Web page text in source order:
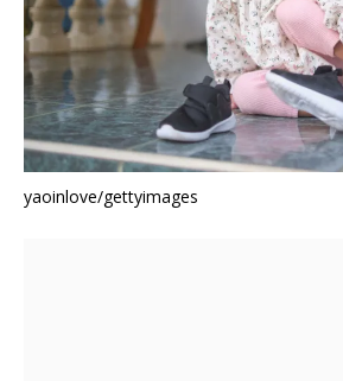
yaoinlove/gettyimages